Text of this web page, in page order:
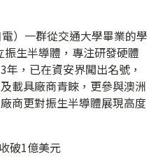
）一群從交通大學畢業的學
生半導體，專注研發硬體
，已在資安界闖出名號，
載具廠商青睞，更參與澳洲
商更對振生半導體展現高度
破1億美元